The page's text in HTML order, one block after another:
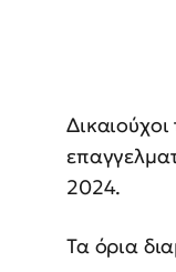
2024.
Τα όρια